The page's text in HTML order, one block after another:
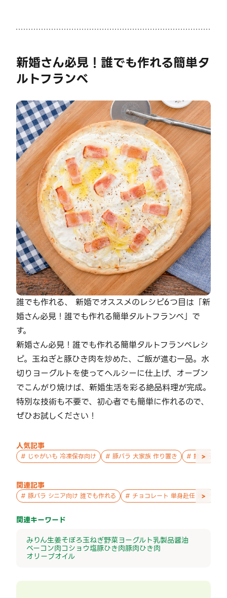
新婚さん必見！誰でも作れる簡単タ
ルトフランベ
誰でも作れる、 新婚でオススメのレシピ6つ目は「新
婚さん必見！誰でも作れる簡単タルトフランベ」で
す。
新婚さん必見！誰でも作れる簡単タルトフランベレシ
ピ。玉ねぎと豚ひき肉を炒めた、ご飯が進む一品。水
切りヨーグルトを使ってヘルシーに仕上げ、オーブン
でこんがり焼けば、新婚生活を彩る絶品料理が完成。
特別な技術も不要で、初心者でも簡単に作れるので、
ぜひお試しください！
人気記事
# じゃがいも 冷凍保存向け # 豚バラ 大家族 作り置き # 鮭 親子 作
>
関連記事
# 豚バラ シニア向け 誰でも作れる # チョコレート 単身赴任 誰でも作
>
関連キーワード
みりん生姜そぼろ玉ねぎ野菜ヨーグルト乳製品醤油
ベーコン肉コショウ塩豚ひき肉豚肉ひき肉
オリーブオイル